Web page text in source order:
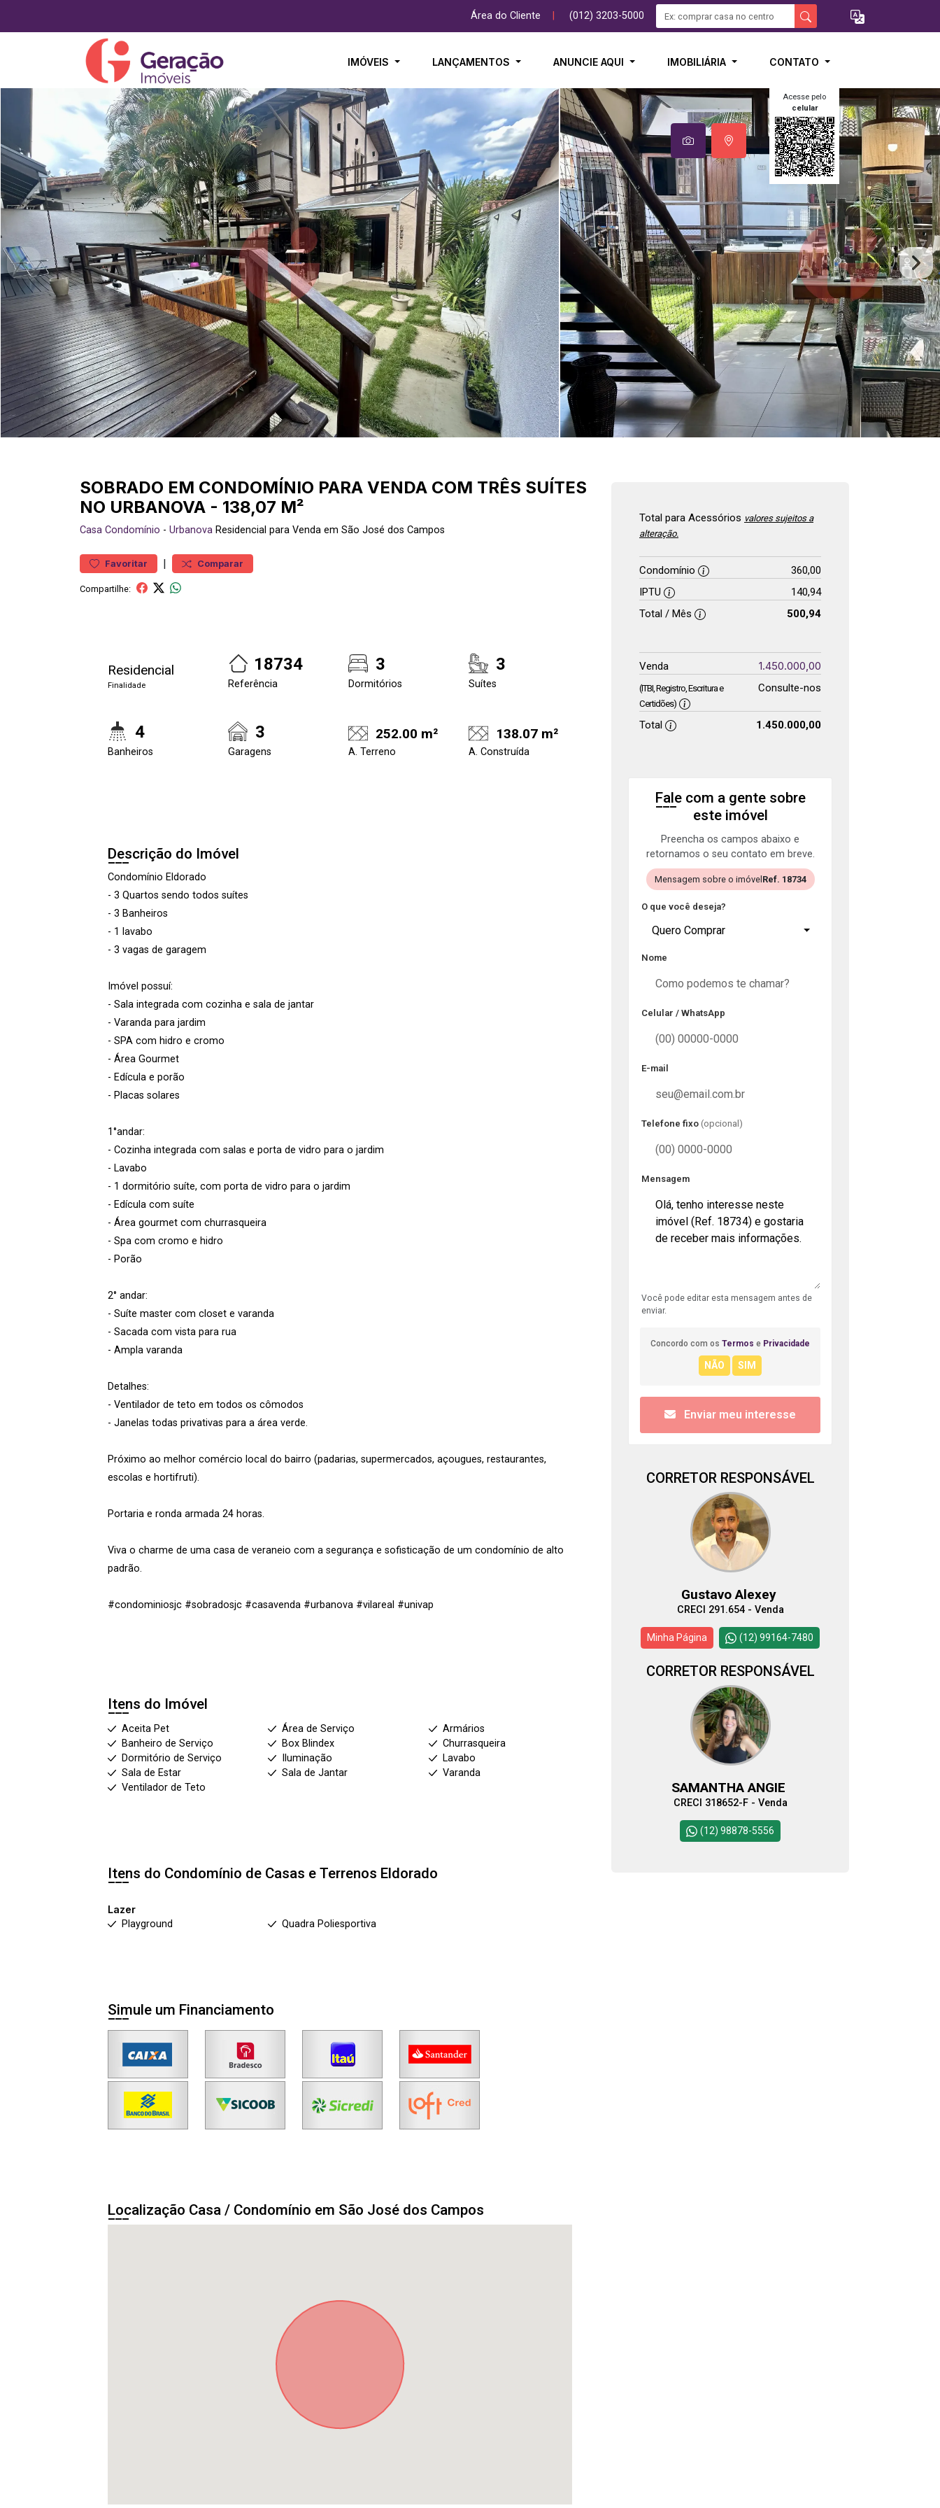
Área do Cliente (012) 3203-5000
IMÓVEIS LANÇAMENTOS ANUNCIE AQUI IMOBILIÁRIA CONTATO
Acesse pelo
celular
SOBRADO EM CONDOMÍNIO PARA VENDA COM TRÊS SUÍTES
NO URBANOVA - 138,07 M²
Casa Condomínio - Urbanova Residencial para Venda em São José dos Campos
Favoritar | Comparar
Compartilhe:
Residencial
Finalidade
18734
Referência
3
Dormitórios
3
Suítes
4
Banheiros
3
Garagens
252.00 m²
A. Terreno
138.07 m²
A. Construída
Descrição do Imóvel
Condomínio Eldorado
- 3 Quartos sendo todos suítes
- 3 Banheiros
- 1 lavabo
- 3 vagas de garagem
Imóvel possuí:
- Sala integrada com cozinha e sala de jantar
- Varanda para jardim
- SPA com hidro e cromo
- Área Gourmet
- Edícula e porão
- Placas solares
1°andar:
- Cozinha integrada com salas e porta de vidro para o jardim
- Lavabo
- 1 dormitório suíte, com porta de vidro para o jardim
- Edícula com suíte
- Área gourmet com churrasqueira
- Spa com cromo e hidro
- Porão
2° andar:
- Suíte master com closet e varanda
- Sacada com vista para rua
- Ampla varanda
Detalhes:
- Ventilador de teto em todos os cômodos
- Janelas todas privativas para a área verde.
Próximo ao melhor comércio local do bairro (padarias, supermercados, açougues, restaurantes,
escolas e hortifruti).
Portaria e ronda armada 24 horas.
Viva o charme de uma casa de veraneio com a segurança e sofisticação de um condomínio de alto
padrão.
#condominiosjc #sobradosjc #casavenda #urbanova #vilareal #univap
Itens do Imóvel
Aceita Pet Área de Serviço
Armários
Banheiro de Serviço
Box Blindex
Churrasqueira
Dormitório de Serviço
Iluminação
Lavabo
Sala de Estar
Sala de Jantar
Varanda
Ventilador de Teto
Itens do Condomínio de Casas e Terrenos Eldorado
Lazer
Playground
Quadra Poliesportiva
Simule um Financiamento
Localização Casa / Condomínio em São José dos Campos
Total para Acessórios valores sujeitos a
alteração.
Condomínio
360,00
IPTU
140,94
Total / Mês
500,94
Venda 1.450.000,00
(ITBI, Registro, Escritura e
Certidões)
Consulte-nos
Total 1.450.000,00
Fale com a gente sobre
este imóvel
Preencha os campos abaixo e
retornamos o seu contato em breve.
Mensagem sobre o imóvel Ref. 18734
O que você deseja?
Quero Comprar
Nome
Celular / WhatsApp
E-mail
Telefone fixo (opcional)
Mensagem
Você pode editar esta mensagem antes de
enviar.
Concordo com os Termos e Privacidade
Enviar meu interesse
CORRETOR RESPONSÁVEL
Gustavo Alexey
CRECI 291.654 - Venda
Minha Página (12) 99164-7480
CORRETOR RESPONSÁVEL
SAMANTHA ANGIE
CRECI 318652-F - Venda
(12) 98878-5556